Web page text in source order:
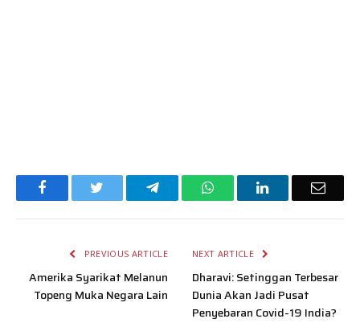
Facebook TelegramWhatsAppLinkedIn Email
PREVIOUS ARTICLE
Amerika Syarikat Melanun
Topeng Muka Negara Lain
NEXT ARTICLE
Dharavi: Setinggan Terbesar
Dunia Akan Jadi Pusat
Penyebaran Covid-19 India?